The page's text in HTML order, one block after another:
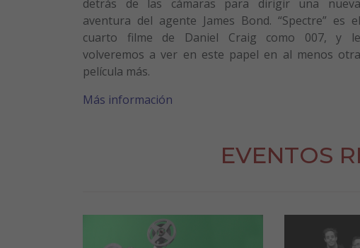
detrás de las cámaras para dirigir una nueva
aventura del agente James Bond. “Spectre” es el
cuarto filme de Daniel Craig como 007, y le
volveremos a ver en este papel en al menos otra
película más.
Más información
EVENTOS